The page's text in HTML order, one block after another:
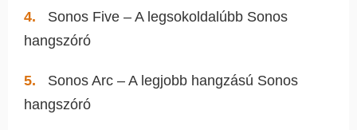
Sonos Five – A legsokoldalúbb Sonos
hangszóró
Sonos Arc – A legjobb hangzású Sonos
hangszóró